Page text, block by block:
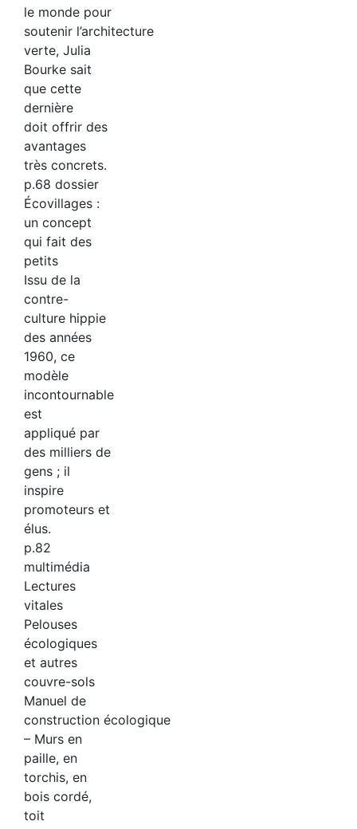
le monde pour
soutenir l’architecture
verte, Julia
Bourke sait
que cette
dernière
doit offrir des
avantages
très concrets.
p.68 dossier
Écovillages :
un concept
qui fait des
petits
Issu de la
contre-
culture hippie
des années
1960, ce
modèle
incontournable
est
appliqué par
des milliers de
gens ; il
inspire
promoteurs et
élus.
p.82
multimédia
Lectures
vitales
Pelouses
écologiques
et autres
couvre-sols
Manuel de
construction écologique
– Murs en
paille, en
torchis, en
bois cordé,
toit